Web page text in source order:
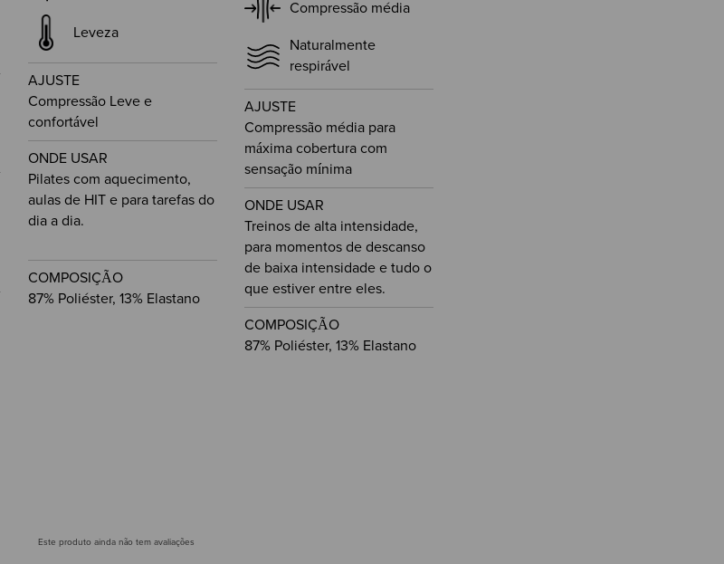
Leveza
AJUSTE
Compressão Leve e
confortável
ONDE USAR
Pilates com aquecimento,
aulas de HIT e para tarefas do
dia a dia.
COMPOSIÇÃO
87% Poliéster, 13% Elastano
Compressão média
Naturalmente
respirável
AJUSTE
Compressão média para
máxima cobertura com
sensação mínima
ONDE USAR
Treinos de alta intensidade,
para momentos de descanso
de baixa intensidade e tudo o
que estiver entre eles.
COMPOSIÇÃO
87% Poliéster, 13% Elastano
Este produto ainda não tem avaliações